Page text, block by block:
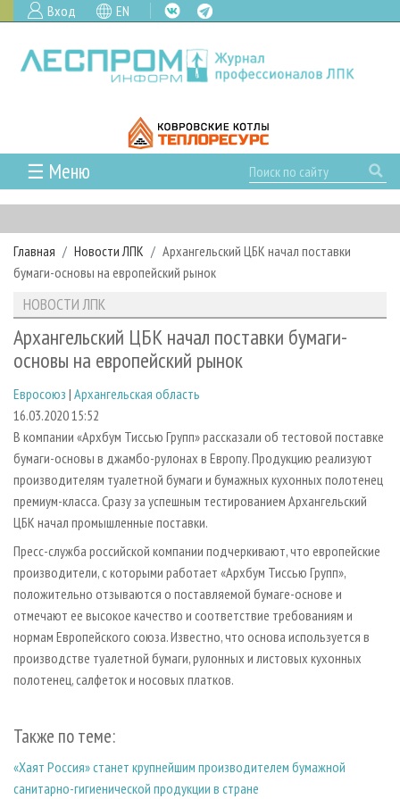
Вход EN
☰ Меню
ГЛАВНАЯ
РУБРИКИ И ТЕМЫ
РУБРИКИ ЖУРНАЛА
ЛЕСОЗАГОТОВКА
ЛЕСОПИЛЕНИЕ
СУШКА ДРЕВЕСИНЫ
ПРОИЗВОДСТВО ДРЕВЕСНЫХ ПЛИТ
ДЕРЕВЯННОЕ ДОМОСТРОЕНИЕ
ПРОИЗВОДСТВО МЕБЕЛИ
БИОЭНЕРГЕТИКА
ЦБП
ИНСТРУМЕНТ И МАТЕРИАЛЫ
НОВОСТИ
НОВОСТИ ЛПК
НОВОСТИ ЖУРНАЛА
ПРОЕКТЫ ЛПИ
АНАЛИТИКА
ПРЕДПРИЯТИЯ ЛПК
ПЕРСОНЫ
МОБИЛЬНЫЕ ВЫСТАВКИ
ОФИЦИАЛЬНЫЕ ДЕЛЕГАЦИИ
ПРИОРИТЕТНЫЕ ИНВЕСТПРОЕКТЫ
RUSSIAN FORESTRY REVIEW
ГАЗЕТА ЛЕСПРОМФОРУМ
БИБЛИОТЕКА СПЕЦИАЛИСТА
АРХИВ ЖУРНАЛОВ
О ЖУРНАЛЕ
ПОДПИСКА
КОНТАКТЫ
РЕКЛАМОДАТЕЛЯМ
РЕКЛАМА
РЕКЛАМА НА САЙТЕ
Главная Новости ЛПК
Архангельский ЦБК начал поставки
бумаги-основы на европейский рынок
НОВОСТИ ЛПК
Архангельский ЦБК начал поставки бумаги-
основы на европейский рынок
Евросоюз | Архангельская область
16.03.2020 15:52
В компании «Архбум Тиссью Групп» рассказали об тестовой поставке
бумаги-основы в джамбо-рулонах в Европу. Продукцию реализуют
производителям туалетной бумаги и бумажных кухонных полотенец
премиум-класса. Сразу за успешным тестированием Архангельский
ЦБК начал промышленные поставки.
Пресс-служба российской компании подчеркивают, что европейские
производители, с которыми работает «Архбум Тиссью Групп»,
положительно отзываются о поставляемой бумаге-основе и
отмечают ее высокое качество и соответствие требованиям и
нормам Европейского союза. Известно, что основа используется в
производстве туалетной бумаги, рулонных и листовых кухонных
полотенец, салфеток и носовых платков.
Также по теме:
«Хаят Россия» станет крупнейшим производителем бумажной
санитарно-гигиенической продукции в стране